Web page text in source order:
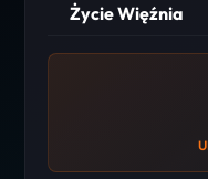
Życie Więźnia